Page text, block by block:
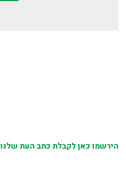
הירשמו כאן לקבלת כתב העת שלנו